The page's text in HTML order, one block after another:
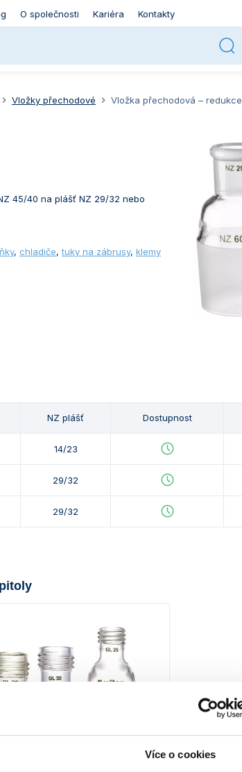
Více o cookies
O společnosti Kariéra Kontakty
Vložky přechodové Vložka přechodová – redukce
45/40 na plášť NZ 29/32 nebo
, chladiče,tuky na zábrusy, klemy
NZ plášť Dostupnost
14/23
29/32
29/32
přechodová, redukce